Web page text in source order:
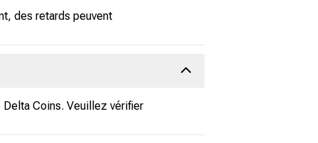
des retards peuvent
Coins. Veuillez vérifier